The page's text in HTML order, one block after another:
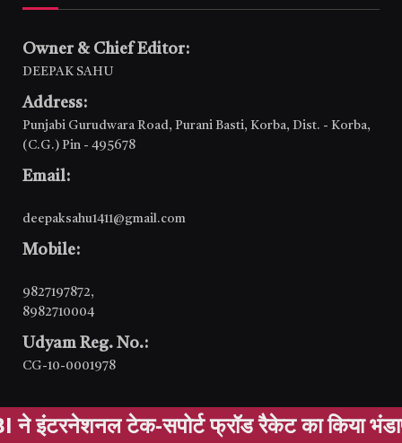
Owner & Chief Editor:
DEEPAK SAHU
Address:
Punjabi Gurudwara Road, Purani Basti, Korba, Dist. - Korba,
(C.G.) Pin - 495678
Email:
deepaksahu1411@gmail.com
Mobile:
9827197872,
8982710004
Udyam Reg. No.:
CG-10-0001978
फ्रॉड रैकेट का किया भंडाफोड़, चार आरोपी